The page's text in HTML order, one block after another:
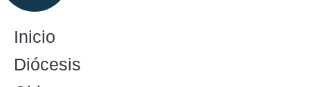
Inicio
Diócesis